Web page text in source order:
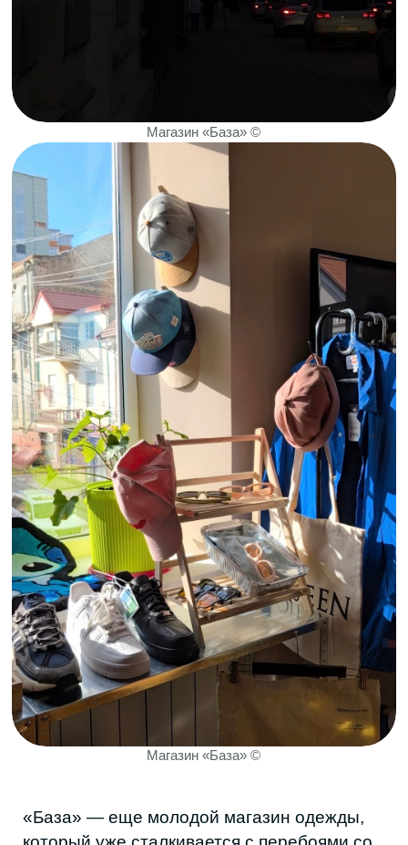
относятся, так как для Махачкалы это
Проблему бы решил генератор, но
молодой и маленький бизнес позволить
себе пока такого не может.
БИЗНЕС ДЕРЖИТСЯ НА СВЕЧАХ,
ГЕНЕРАТОРАХ И ХАРАКТЕРЕ
ВЛАДЕЛЬЦЕВ
Деньги бизнеса, потерянные из-за
отсутствия электричества и потраченные
на генераторы, могли бы пойти на
развитие, зарплаты и расширение, а
вместо этого они уходят на борьбу за
базовые условия работы.
Кофейни уходят в минус на 30-50% в
день без света, хлебное производство
теряет по 10-20 тысяч рублей с одной
партии, салон красоты — по 10
клиентов.
Предприниматели говорят, что привыкли
рассчитывать только на себя. Генераторы,
дополнительные расходы, отмененные
записи — всё это уже стало частью
повседневной работы бизнеса.
Но многие отмечают, что ситуация могла
предсказуемее.